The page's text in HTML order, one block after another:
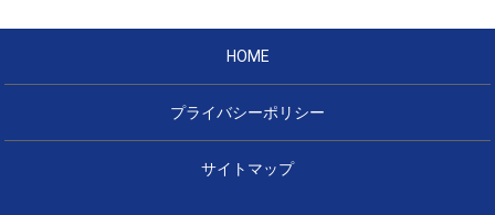
HOME
プライバシーポリシー
サイトマップ